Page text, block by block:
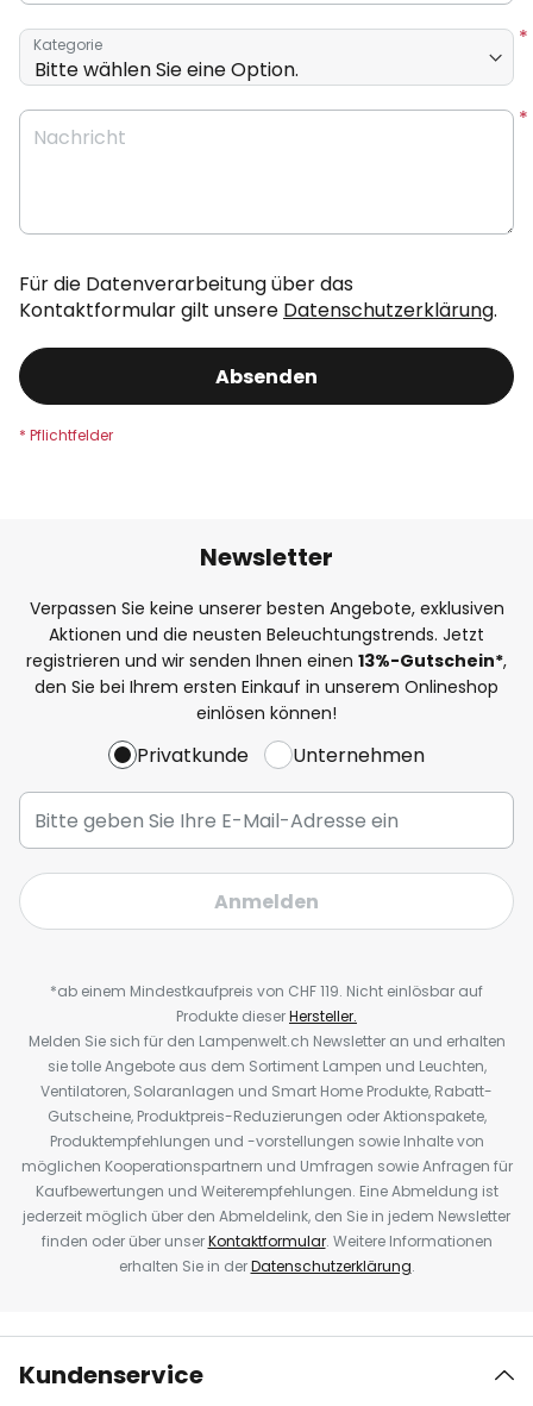
Kategorie
Nachricht
Für die Datenverarbeitung über das
Kontaktformular gilt unsere Datenschutzerklärung.
Absenden
Newsletter
Verpassen Sie keine unserer besten Angebote, exklusiven
Aktionen und die neusten Beleuchtungstrends. Jetzt
registrieren und wir senden Ihnen einen 13%-Gutschein*,
den Sie bei Ihrem ersten Einkauf in unserem Onlineshop
einlösen können!
Privatkunde Unternehmen
Anmelden
*ab einem Mindestkaufpreis von CHF 119. Nicht einlösbar auf
Produkte dieserHersteller.
Melden Sie sich für den Lampenwelt.ch Newsletter an und erhalten
sie tolle Angebote aus dem Sortiment Lampen und Leuchten,
Ventilatoren, Solaranlagen und Smart Home Produkte, Rabatt-
Gutscheine, Produktpreis-Reduzierungen oder Aktionspakete,
Produktempfehlungen und -vorstellungen sowie Inhalte von
möglichen Kooperationspartnern und Umfragen sowie Anfragen für
Kaufbewertungen und Weiterempfehlungen. Eine Abmeldung ist
jederzeit möglich über den Abmeldelink, den Sie in jedem Newsletter
finden oder über unserKontaktformular. Weitere Informationen
erhalten Sie in derDatenschutzerklärung.
Kundenservice